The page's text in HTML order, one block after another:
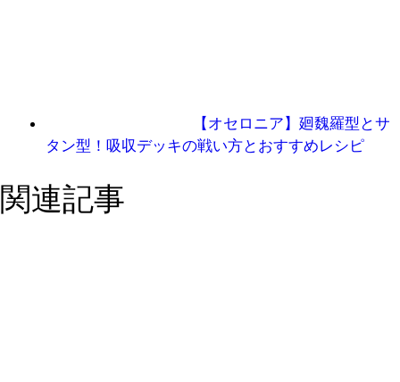
【オセロニア】廻魏羅型とサ
タン型！吸収デッキの戦い方とおすすめレシピ
関連記事